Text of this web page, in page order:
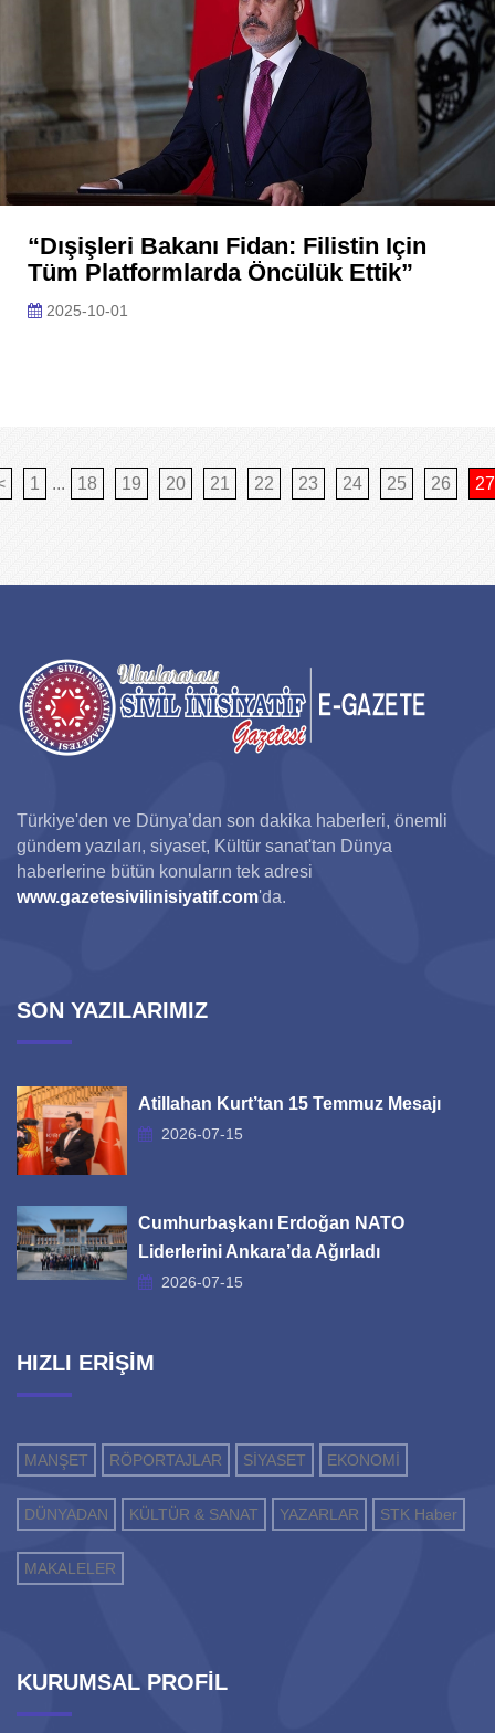
“Dışişleri Bakanı Fidan: Filistin Için
Tüm Platformlarda Öncülük Ettik”
2025-10-01
1 ... 18 19 20 21 22 23 24 25 26 27
Türkiye'den ve Dünya’dan son dakika haberleri, önemli
gündem yazıları, siyaset, Kültür sanat'tan Dünya
haberlerine bütün konuların tek adresi
www.gazetesivilinisiyatif.com'da.
SON YAZILARIMIZ
Atillahan Kurt’tan 15 Temmuz Mesajı
2026-07-15
Cumhurbaşkanı Erdoğan NATO
Liderlerini Ankara’da Ağırladı
2026-07-15
HIZLI ERİŞİM
MANŞET RÖPORTAJLAR SİYASET EKONOMİ
DÜNYADAN KÜLTÜR & SANAT YAZARLAR STK Haber
MAKALELER
KURUMSAL PROFİL